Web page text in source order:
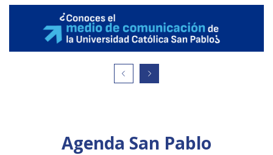
Agenda San Pablo